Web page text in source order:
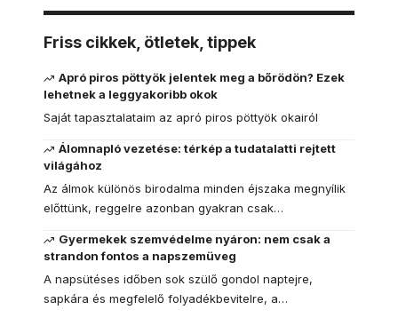
Friss cikkek, ötletek, tippek
Apró piros pöttyök jelentek meg a bőrödön? Ezek
lehetnek a leggyakoribb okok
Saját tapasztalataim az apró piros pöttyök okairól
Álomnapló vezetése: térkép a tudatalatti rejtett
világához
Az álmok különös birodalma minden éjszaka megnyílik
előttünk, reggelre azonban gyakran csak…
Gyermekek szemvédelme nyáron: nem csak a
strandon fontos a napszemüveg
A napsütéses időben sok szülő gondol naptejre,
sapkára és megfelelő folyadékbevitelre, a…